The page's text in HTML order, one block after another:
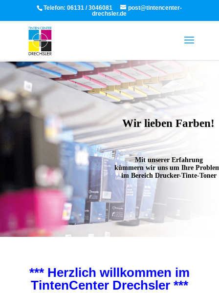
Telefon:06131 / 3046081
post@tintencenter-
drechsler.de
*** Herzlich willkommen im
TintenCenter Drechsler ***